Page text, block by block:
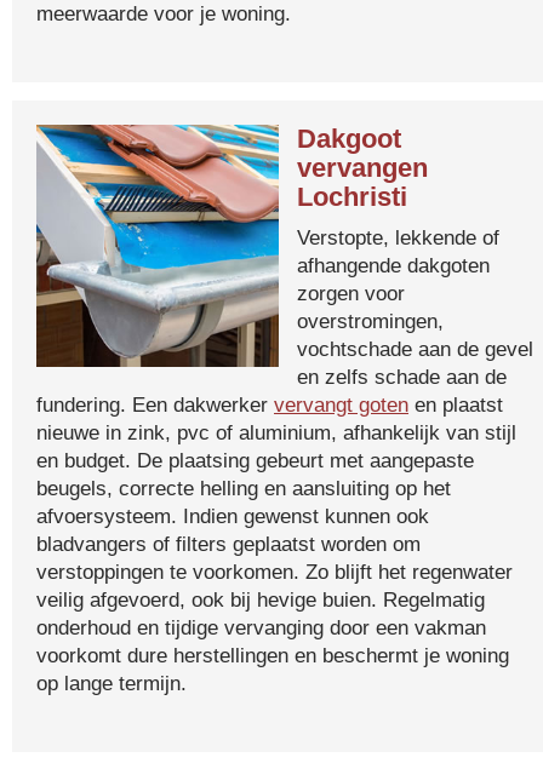
meerwaarde voor je woning.
Dakgoot
vervangen
Lochristi
Verstopte, lekkende of
afhangende dakgoten
zorgen voor
overstromingen,
vochtschade aan de gevel
en zelfs schade aan de
fundering. Een dakwerker vervangt goten en plaatst
nieuwe in zink, pvc of aluminium, afhankelijk van stijl
en budget. De plaatsing gebeurt met aangepaste
beugels, correcte helling en aansluiting op het
afvoersysteem. Indien gewenst kunnen ook
bladvangers of filters geplaatst worden om
verstoppingen te voorkomen. Zo blijft het regenwater
veilig afgevoerd, ook bij hevige buien. Regelmatig
onderhoud en tijdige vervanging door een vakman
voorkomt dure herstellingen en beschermt je woning
op lange termijn.